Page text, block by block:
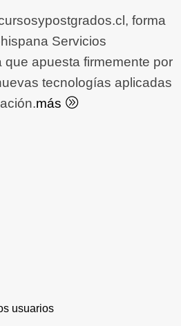
forma
Servicios
que apuesta firmemente por
tecnologías aplicadas
más
usuarios